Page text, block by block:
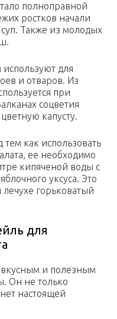
полноправной
ростков начали
суп. Также из молодых
для
и отваров. Из
при
соцветия
капусту.
как использовать
ее необходимо
кипяченой воды с
уксуса. Это
горьковатый
для
вкусным и полезным
Он не только
настоящей